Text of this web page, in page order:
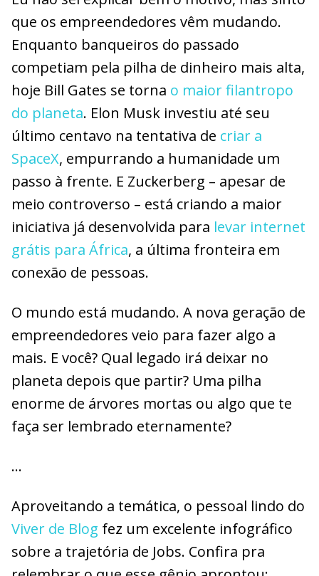
que os empreendedores vêm mudando.
Enquanto banqueiros do passado
competiam pela pilha de dinheiro mais alta,
hoje Bill Gates se torna o maior filantropo
do planeta. Elon Musk investiu até seu
último centavo na tentativa de criar a
SpaceX, empurrando a humanidade um
passo à frente. E Zuckerberg – apesar de
meio controverso – está criando a maior
iniciativa já desenvolvida para levar internet
grátis para África, a última fronteira em
conexão de pessoas.
O mundo está mudando. A nova geração de
empreendedores veio para fazer algo a
mais. E você? Qual legado irá deixar no
planeta depois que partir? Uma pilha
enorme de árvores mortas ou algo que te
faça ser lembrado eternamente?
…
Aproveitando a temática, o pessoal lindo do
Viver de Blog fez um excelente infográfico
sobre a trajetória de Jobs. Confira pra